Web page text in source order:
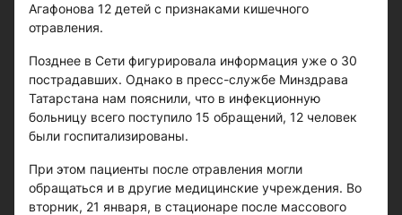
Агафонова 12 детей с признаками кишечного
отравления.
Позднее в Сети фигурировала информация уже о 30
пострадавших. Однако в пресс-службе Минздрава
Татарстана нам пояснили, что в инфекционную
больницу всего поступило 15 обращений, 12 человек
были госпитализированы.
При этом пациенты после отравления могли
обращаться и в другие медицинские учреждения. Во
вторник, 21 января, в стационаре после массового